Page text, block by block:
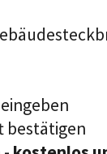
bestätigen